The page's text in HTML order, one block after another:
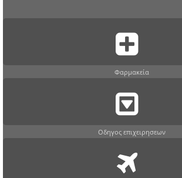
Φαρμακεία
Οδηγος επιχειρησεων